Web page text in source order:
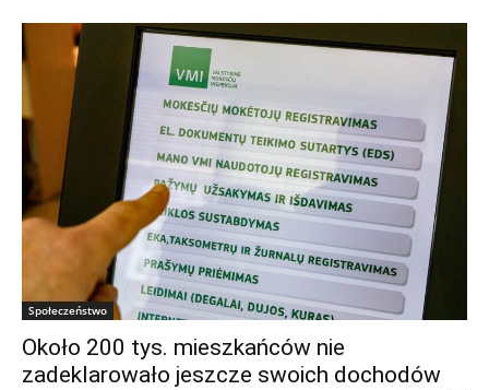
Społeczeństwo
Około 200 tys. mieszkańców nie
zadeklarowało jeszcze swoich dochodów